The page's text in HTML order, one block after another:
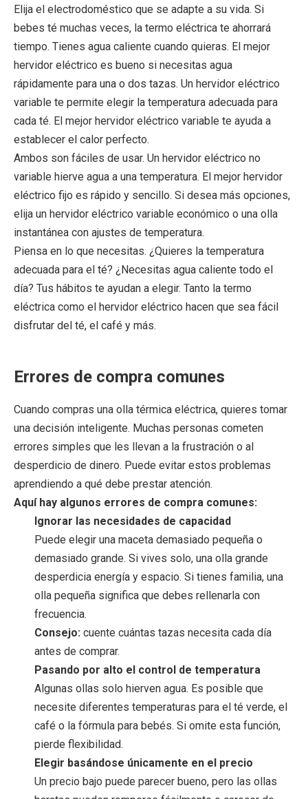
Elija el electrodoméstico que se adapte a su vida. Si
bebes té muchas veces, la termo eléctrica te ahorrará
tiempo. Tienes agua caliente cuando quieras. El mejor
hervidor eléctrico es bueno si necesitas agua
rápidamente para una o dos tazas. Un hervidor eléctrico
variable te permite elegir la temperatura adecuada para
cada té. El mejor hervidor eléctrico variable te ayuda a
establecer el calor perfecto.
Ambos son fáciles de usar. Un hervidor eléctrico no
variable hierve agua a una temperatura. El mejor hervidor
eléctrico fijo es rápido y sencillo. Si desea más opciones,
elija un hervidor eléctrico variable económico o una olla
instantánea con ajustes de temperatura.
Piensa en lo que necesitas. ¿Quieres la temperatura
adecuada para el té? ¿Necesitas agua caliente todo el
día? Tus hábitos te ayudan a elegir. Tanto la termo
eléctrica como el hervidor eléctrico hacen que sea fácil
disfrutar del té, el café y más.
Errores de compra comunes
Cuando compras una olla térmica eléctrica, quieres tomar
una decisión inteligente. Muchas personas cometen
errores simples que les llevan a la frustración o al
desperdicio de dinero. Puede evitar estos problemas
aprendiendo a qué debe prestar atención.
Aquí hay algunos errores de compra comunes:
Ignorar las necesidades de capacidad
Puede elegir una maceta demasiado pequeña o
demasiado grande. Si vives solo, una olla grande
desperdicia energía y espacio. Si tienes familia, una
olla pequeña significa que debes rellenarla con
frecuencia.
Consejo: cuente cuántas tazas necesita cada día
antes de comprar.
Pasando por alto el control de temperatura
Algunas ollas solo hierven agua. Es posible que
necesite diferentes temperaturas para el té verde, el
café o la fórmula para bebés. Si omite esta función,
pierde flexibilidad.
Elegir basándose únicamente en el precio
Un precio bajo puede parecer bueno, pero las ollas